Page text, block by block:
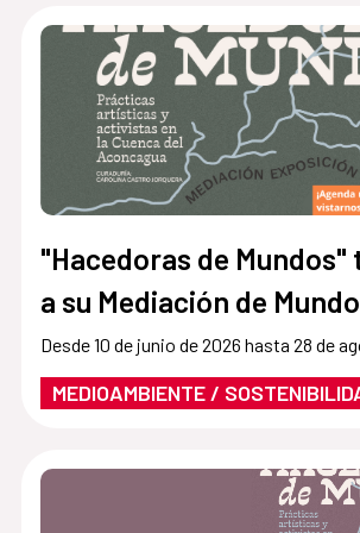
"Hacedoras de Mundos"
a su Mediación de
Desde 10 de junio de 2026 hasta 28 de
MEDIOAMBIENTE /